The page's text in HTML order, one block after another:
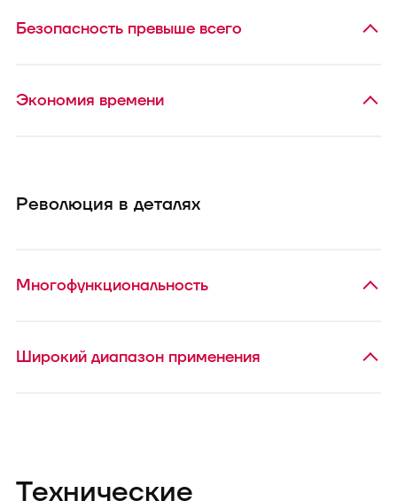
Безопасность превыше всего
Экономия времени
Революция в деталях
Многофункциональность
Широкий диапазон применения
Технические